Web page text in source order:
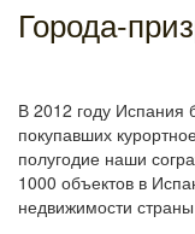
Города-
В 2012 году Испания
покупавших
полугодие наши
1000 объектов в
недвижимости